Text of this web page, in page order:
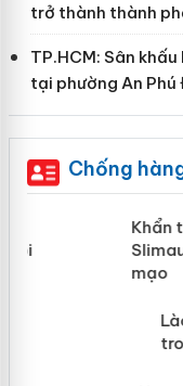
trở thành thành
TP.HCM: Sân
tại phường An Phú
Chống
giả